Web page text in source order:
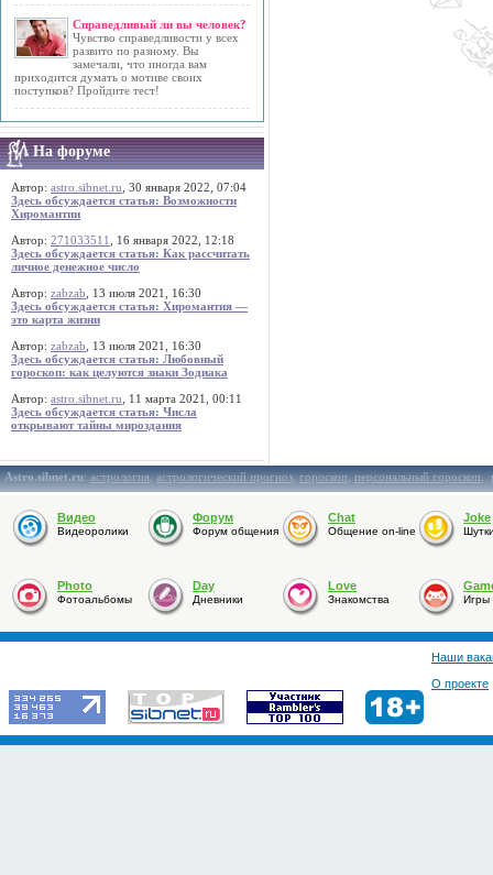
Справедливый ли вы человек?
Чувство справедливости у всех
развито по разному. Вы
замечали, что иногда вам
приходится думать о мотиве своих
поступков? Пройдите тест!
На форуме
Автор: astro.sibnet.ru , 30 января 2022, 07:04
Здесь обсуждается статья: Возможности
Хиромантии
Автор: 271033511
, 16 января 2022, 12:18
Здесь обсуждается статья: Как рассчитать
личное денежное число
Автор: zabzab , 13 июля 2021, 16:30
Здесь обсуждается статья: Хиромантия —
это карта жизни
Автор: zabzab , 13 июля 2021, 16:30
Здесь обсуждается статья: Любовный
гороскоп: как целуются знаки Зодиака
Автор: astro.sibnet.ru , 11 марта 2021, 00:11
Здесь обсуждается статья: Числа
открывают тайны мироздания
Astro.sibnet.ru:астрология,астрологический прогноз,гороскоп,персональный гороскоп,
Видео
Видеоролики
Форум
Форум общения
Chat
Общение on-line
Joke
Photo
Фотоальбомы
Day
Дневники
Love
Знакомства Игры
Наши
О проекте